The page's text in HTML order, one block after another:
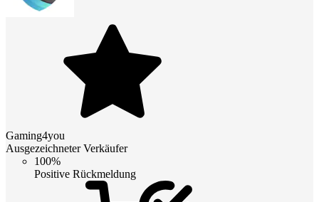
Gaming4you
Ausgezeichneter Verkäufer
100%
Positive Rückmeldung